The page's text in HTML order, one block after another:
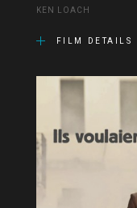
KEN LOACH
FILM DETAILS